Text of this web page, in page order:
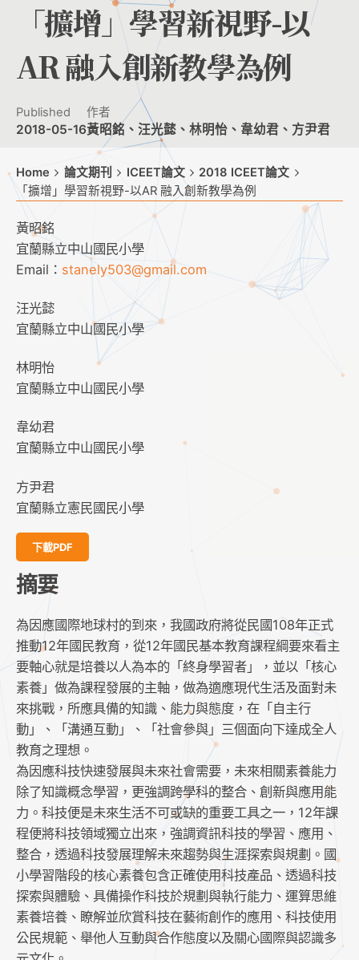
「擴增」學習新視野-以
AR 融入創新教學為例
Published
2018-05-16
作者
黃昭銘、汪光懿、林明怡、韋幼君、方尹君
Home 論文期刊 ICEET論文
2018 ICEET論文
「擴增」學習新視野-以AR 融入創新教學為例
黃昭銘
宜蘭縣立中山國民小學
Email： stanely503@gmail.com
汪光懿
宜蘭縣立中山國民小學
林明怡
宜蘭縣立中山國民小學
韋幼君
宜蘭縣立中山國民小學
方尹君
宜蘭縣立憲民國民小學
下載PDF
摘要
為因應國際地球村的到來，我國政府將從民國108年正式
推動12年國民教育，從12年國民基本教育課程綱要來看主
要軸心就是培養以人為本的「終身學習者」，並以「核心
素養」做為課程發展的主軸，做為適應現代生活及面對未
來挑戰，所應具備的知識、能力與態度，在「自主行
動」、「溝通互動」、「社會參與」三個面向下達成全人
教育之理想。
為因應科技快速發展與未來社會需要，未來相關素養能力
除了知識概念學習，更強調跨學科的整合、創新與應用能
力。科技便是未來生活不可或缺的重要工具之一，12年課
程便將科技領域獨立出來，強調資訊科技的學習、應用、
整合，透過科技發展理解未來趨勢與生涯探索與規劃。國
小學習階段的核心素養包含正確使用科技產品、透過科技
探索與體驗、具備操作科技於規劃與執行能力、運算思維
素養培養、瞭解並欣賞科技在藝術創作的應用、科技使用
公民規範、舉他人互動與合作態度以及關心國際與認識多